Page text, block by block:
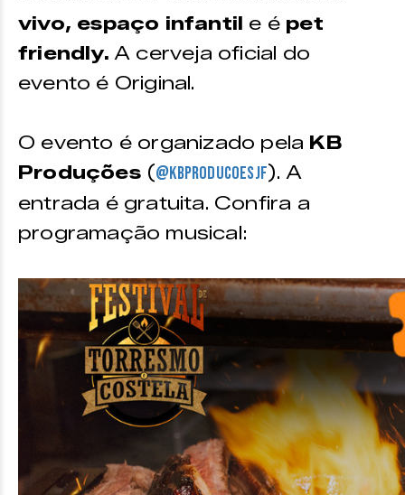
vivo, espaço infantil e é pet
friendly.A cerveja oficial do
evento é Original.
O evento é organizado pela KB
Produções(@kbproducoesjf). A
entrada é gratuita. Confira a
programação musical: